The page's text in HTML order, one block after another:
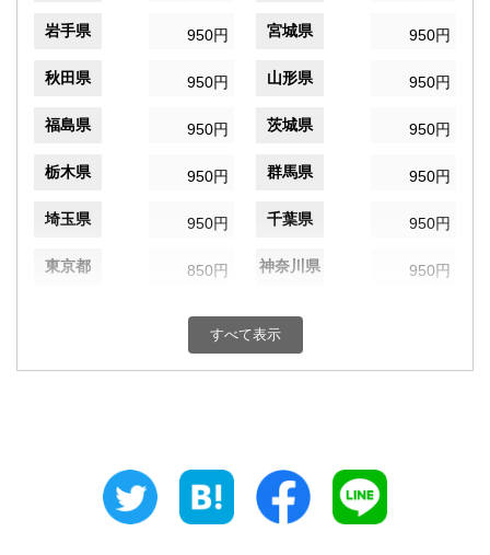
岩手県 950円 宮城県 950円
秋田県 950円 山形県 950円
福島県 950円 茨城県 950円
栃木県 950円 群馬県 950円
埼玉県 950円 千葉県 950円
東京都 850円 神奈川県 950円
950円 富山県
950円 三重県
すべて表示